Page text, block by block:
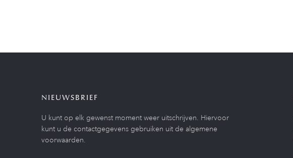
NIEUWSBRIEF
U kunt op elk gewenst moment weer uitschrijven. Hiervoor
kunt u de contactgegevens gebruiken uit de algemene
voorwaarden.